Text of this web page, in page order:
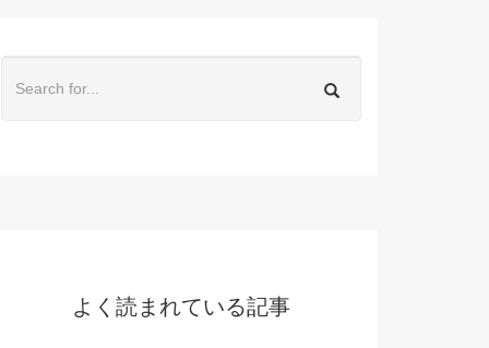
よく読まれている記事